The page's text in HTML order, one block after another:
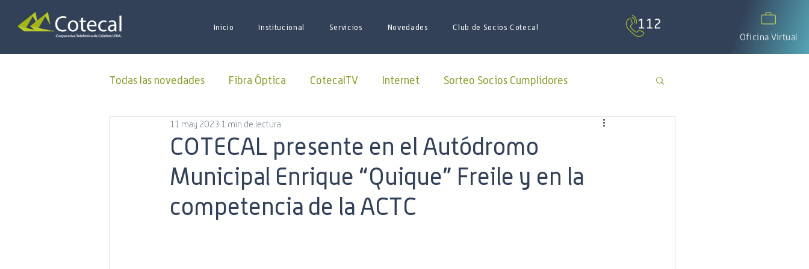
Inicio Institucional Servicios Novedades Club de Socios Cotecal
Oficina Virtual
Todas las novedades Fibra Óptica CotecalTV Internet Sorteo Socios Cumplidores
Donaciones ALUCOINFO
Oficina Virtual 50 Aniversario Juego de Tronos Futbol Superliga El Calafate
COTECAL presente en el Autódromo
Municipal Enrique “Quique” Freile y en la
competencia de la ACTC
11 may 2023 1 min de lectura